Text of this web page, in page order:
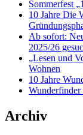
Sommerfest
10 Jahre Die
Ab sofort:
2025/26
„Lesen und
Wohnen
10 Jahre
Wunderfinder
Archiv